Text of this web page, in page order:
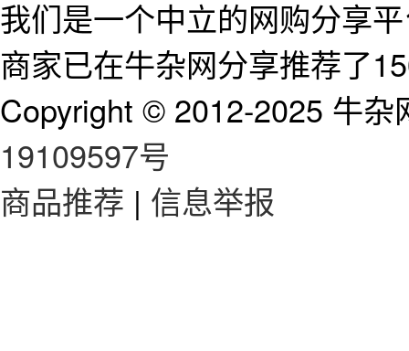
我们是一个中立的网购分享
商家已在牛杂网分享推荐了
Copyright © 2012-2025 牛
19109597号
商品推荐 | 信息举报